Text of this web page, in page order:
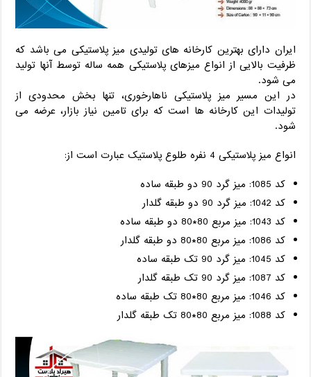
ایران دارای بهترین کارخانه های تولیدی میز پلاستیکی می باشد که
ظرفیت بالایی از انواع میزهای پلاستیکی همه ساله توسط آنها تولید
می شود.
در این مسیر میز پلاستیکی ناهارخوری، تنها بخش محدودی از
تولیدات این کارخانه ها است که برای تامین نیاز بازار، عرضه می
شود.
انواع میز پلاستیکی 4 نفره طلوع پلاستیک عبارت است از:
کد 1085: میز گرد 90 دو طبقه ساده
کد 1042: میز گرد 90 دو طبقه گلدار
کد 1043: میز مربع 80*80 دو طبقه ساده
کد 1086: میز مربع 80*80 دو طبقه گلدار
کد 1045: میز گرد 90 تک طبقه ساده
کد 1087: میز گرد 90 تک طبقه گلدار
کد 1046: میز مربع 80*80 تک طبقه ساده
کد 1088: میز مربع 80*80 تک طبقه گلدار